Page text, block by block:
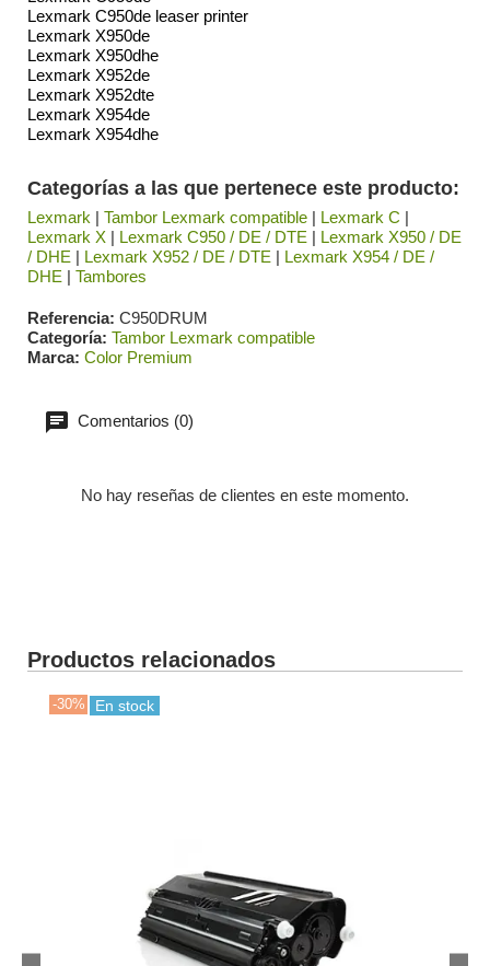
Lexmark C950de leaser printer
Lexmark X950de
Lexmark X950dhe
Lexmark X952de
Lexmark X952dte
Lexmark X954de
Lexmark X954dhe
Categorías a las que pertenece este producto:
Lexmark | Tambor Lexmark compatible | Lexmark C |
Lexmark X | Lexmark C950 / DE / DTE | Lexmark X950 / DE
/ DHE | Lexmark X952 / DE / DTE | Lexmark X954 / DE /
DHE | Tambores
Referencia C950DRUM
Categoría Tambor Lexmark compatible
Marca Color Premium
Comentarios (0)
No hay reseñas de clientes en este momento.
Productos relacionados
-30% En stock